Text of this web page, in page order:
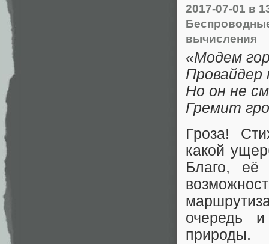
2017-07-01 в
вычисления
«Модем
Провайдер
Но он не
Гремит
Гроза!
какой
Благо, её
очередь
природы.